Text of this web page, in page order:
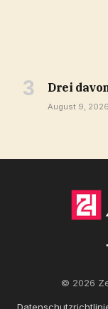
Drei
August 9, 2026
© 2026